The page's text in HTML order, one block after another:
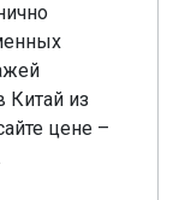
Китай из
цене –